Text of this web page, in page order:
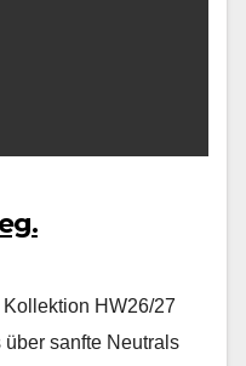
HW26/27
san­fte Neu­trals